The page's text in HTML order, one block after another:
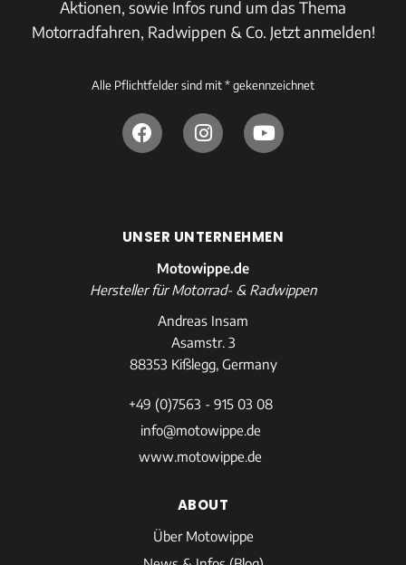
Aktionen, sowie Infos rund um das Thema
Motorradfahren, Radwippen & Co. Jetzt anmelden!
Alle Pflichtfelder sind mit * gekennzeichnet
UNSER UNTERNEHMEN
Motowippe.de
Hersteller für Motorrad- & Radwippen
Andreas Insam
Asamstr. 3
88353 Kißlegg, Germany
+49 (0)7563 - 915 03 08
info@motowippe.de
www.motowippe.de
ABOUT
Über Motowippe